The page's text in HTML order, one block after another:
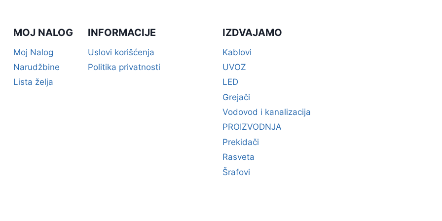
MOJ NALOG
Moj Nalog
Narudžbine
Lista želja
INFORMACIJE
Uslovi korišćenja
Politika privatnosti
IZDVAJAMO
Kablovi
UVOZ
LED
Grejači
Vodovod i kanalizacija
PROIZVODNJA
Prekidači
Rasveta
Šrafovi